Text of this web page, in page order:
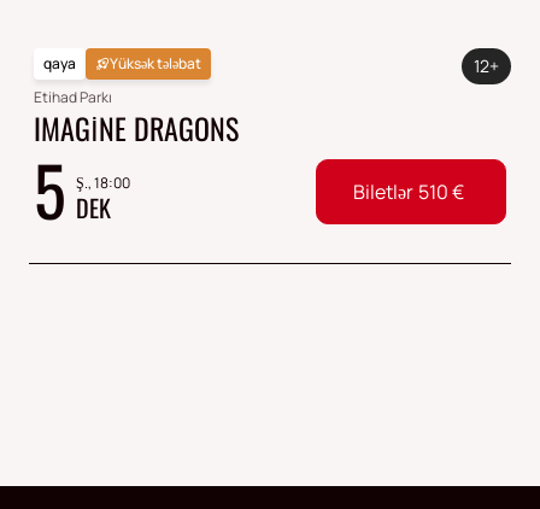
qaya
Yüksək tələbat
Etihad Parkı
IMAGINE DRAGONS
5 Ş., 18:00
DEK
12+
Biletlər 510€